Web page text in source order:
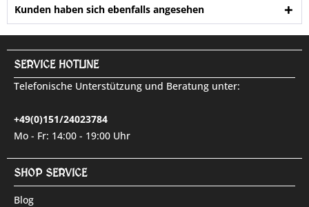
Kunden haben sich ebenfalls angesehen
SERVICE HOTLINE
Telefonische Unterstützung und Beratung unter:
+49(0)151/24023784
Mo - Fr: 14:00 - 19:00 Uhr
SHOP SERVICE
Blog